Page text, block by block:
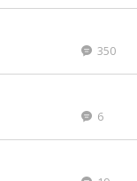
350
6